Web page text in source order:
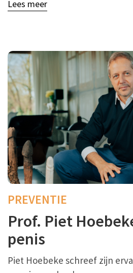
Lees meer
PREVENTIE
Prof. Piet
penis
Piet Hoebeke schreef zijn